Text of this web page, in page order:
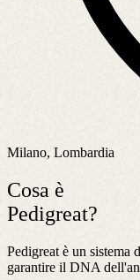
Milano, Lombardia
Cosa è
Pedigreat?
Pedigreat è un sistema
garantire il DNA